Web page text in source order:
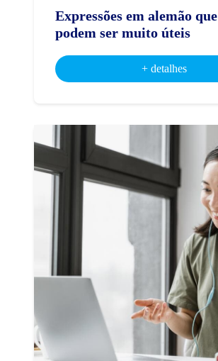
Expressões em alemão que
podem ser muito úteis
+ detalhes